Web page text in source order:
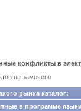
конфликты в
не замечено
рынка каталог:
в программе